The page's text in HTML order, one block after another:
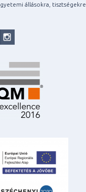
állásokra, tisztségekre